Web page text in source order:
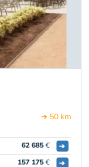
➔ 50 km
62 685 €
➔
157 175 € ➔